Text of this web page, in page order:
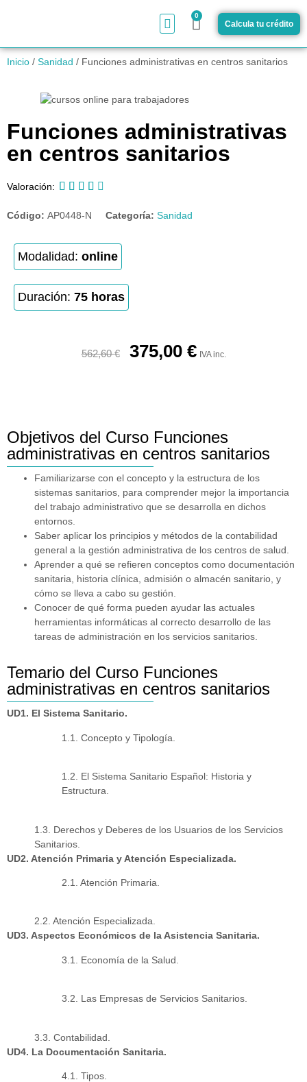
0
Calcula tu crédito
Inicio / Sanidad / Funciones administrativas en centros sanitarios
Funciones administrativas
en centros sanitarios
Valoración:     
Código: AP0448-N Categoría: Sanidad
Modalidad: online
Duración: 75 horas
562,60€ 375,00 € IVA inc.
Objetivos del Curso Funciones
administrativas en centros sanitarios
Familiarizarse con el concepto y la estructura de los
sistemas sanitarios, para comprender mejor la importancia
del trabajo administrativo que se desarrolla en dichos
entornos.
Saber aplicar los principios y métodos de la contabilidad
general a la gestión administrativa de los centros de salud.
Aprender a qué se refieren conceptos como documentación
sanitaria, historia clínica, admisión o almacén sanitario, y
cómo se lleva a cabo su gestión.
Conocer de qué forma pueden ayudar las actuales
herramientas informáticas al correcto desarrollo de las
tareas de administración en los servicios sanitarios.
Temario del Curso Funciones
administrativas en centros sanitarios
UD1. El Sistema Sanitario.
1.1. Concepto y Tipología.
1.2. El Sistema Sanitario Español: Historia y
Estructura.
1.3. Derechos y Deberes de los Usuarios de los Servicios
Sanitarios.
UD2. Atención Primaria y Atención Especializada.
2.1. Atención Primaria.
2.2. Atención Especializada.
UD3. Aspectos Económicos de la Asistencia Sanitaria.
3.1. Economía de la Salud.
3.2. Las Empresas de Servicios Sanitarios.
3.3. Contabilidad.
UD4. La Documentación Sanitaria.
4.1. Tipos.